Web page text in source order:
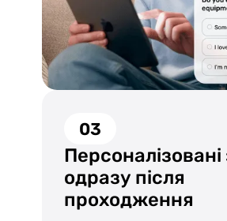
03
Персоналізовані
одразу після
проходження